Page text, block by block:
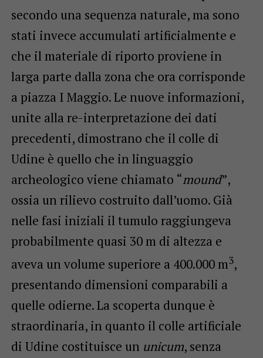
secondo una sequenza naturale, ma sono
stati invece accumulati artificialmente e
che il materiale di riporto proviene in
larga parte dalla zona che ora corrisponde
a piazza I Maggio. Le nuove informazioni,
unite alla re-interpretazione dei dati
precedenti, dimostrano che il colle di
Udine è quello che in linguaggio
archeologico viene chiamato “mound”,
ossia un rilievo costruito dall’uomo. Già
nelle fasi iniziali il tumulo raggiungeva
probabilmente quasi 30 m di altezza e
aveva un volume superiore a 400.000 m3,
presentando dimensioni comparabili a
quelle odierne. La scoperta dunque è
straordinaria, in quanto il colle artificiale
di Udine costituisce un unicum, senza